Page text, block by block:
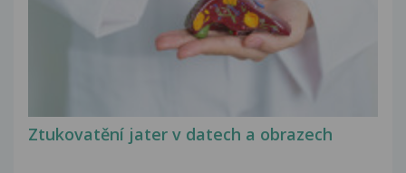
Ztukovatění jater v datech a obrazech